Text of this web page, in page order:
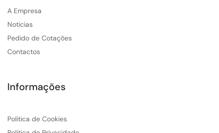
A Empresa
Noticias
Pedido de Cotações
Contactos
Informações
Politica de Cookies